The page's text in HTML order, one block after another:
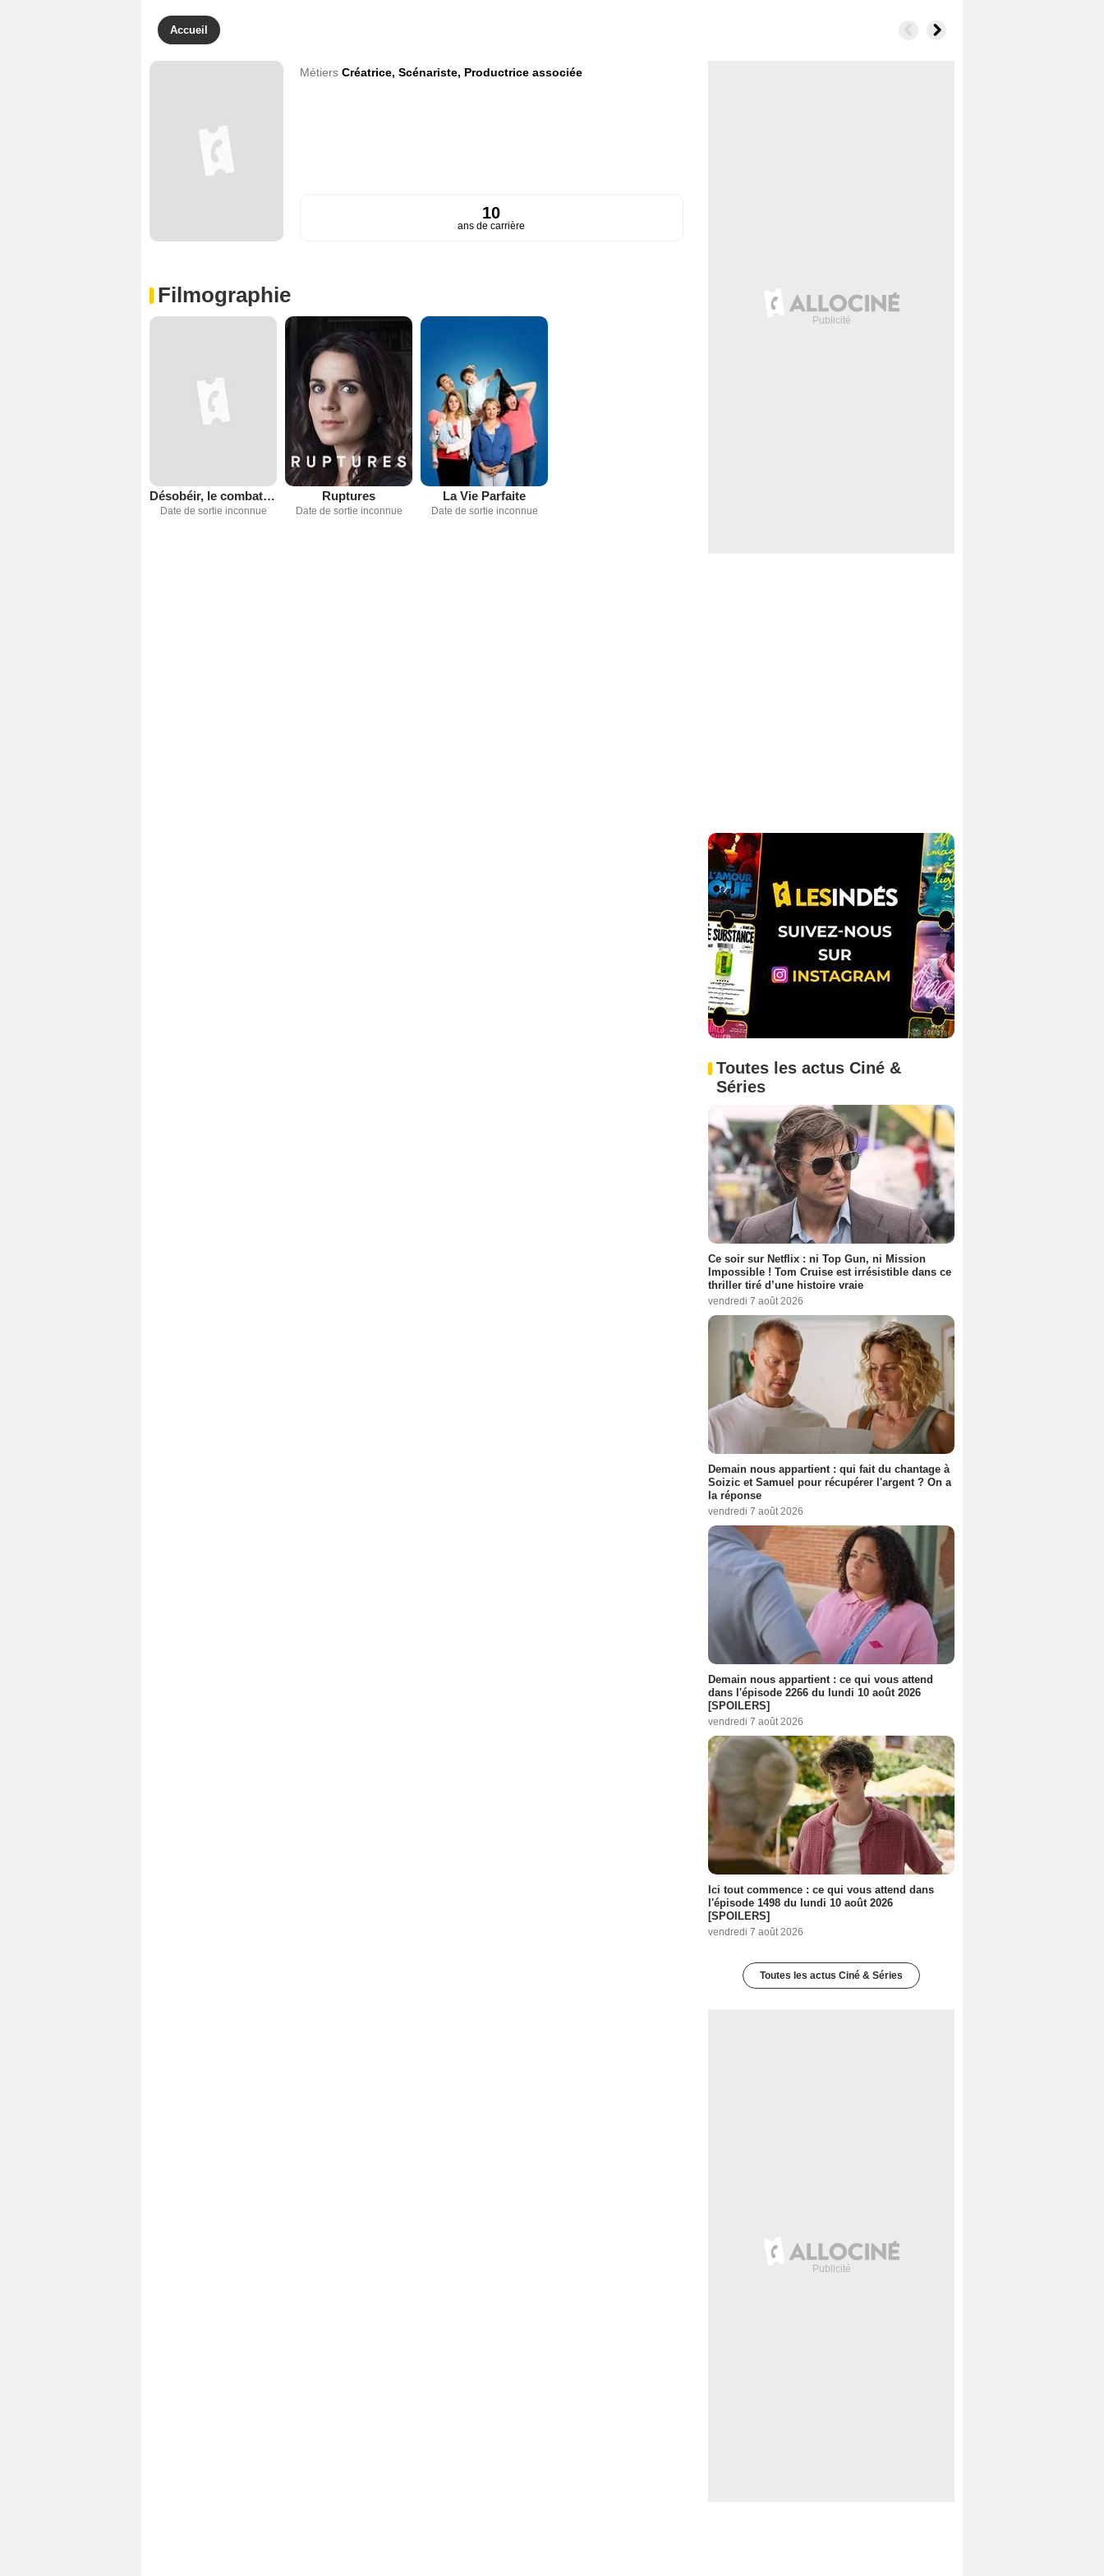
Accueil
Métiers Créatrice, Scénariste, Productrice associée
10
ans de carrière
Filmographie
Désobéir, le combat de Chantal Daigle
Date de sortie inconnue
Ruptures
Date de sortie inconnue
La Vie Parfaite
Date de sortie inconnue
Toutes les actus Ciné &
Séries
Ce soir sur Netflix : ni Top Gun, ni Mission
Impossible ! Tom Cruise est irrésistible dans ce
thriller tiré d’une histoire vraie
vendredi 7 août 2026
Demain nous appartient : qui fait du chantage à
Soizic et Samuel pour récupérer l'argent ? On a
la réponse
vendredi 7 août 2026
Demain nous appartient : ce qui vous attend
dans l'épisode 2266 du lundi 10 août 2026
[SPOILERS]
vendredi 7 août 2026
Ici tout commence : ce qui vous attend dans
l'épisode 1498 du lundi 10 août 2026
[SPOILERS]
vendredi 7 août 2026
Toutes les actus Ciné & Séries